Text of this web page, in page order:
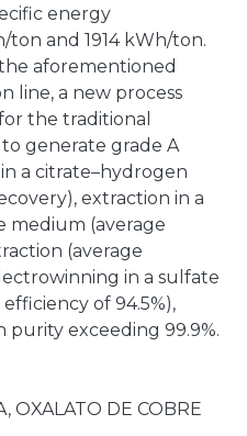
energy
ton and 1914 kWh/ton.
aforementioned
line, a new process
the traditional
generate grade A
a citrate–hydrogen
extraction in a
medium (average
(average
in a sulfate
of 94.5%),
exceeding 99.9%.
, OXALATO DE COBRE